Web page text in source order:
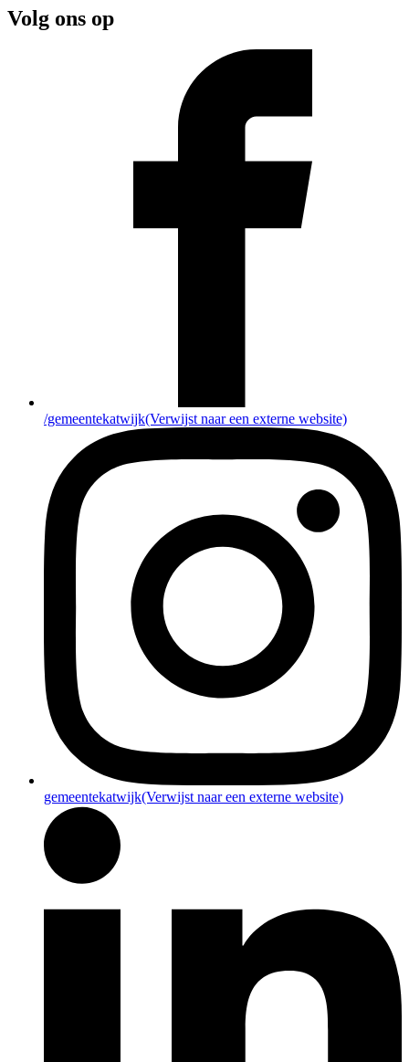
Volg ons op
/gemeentekatwijk(Verwijst naar een externe website)
gemeentekatwijk(Verwijst naar een externe website)